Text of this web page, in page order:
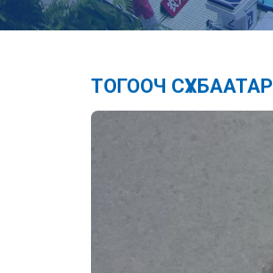
ТОГООЧ СҮХБААТАР